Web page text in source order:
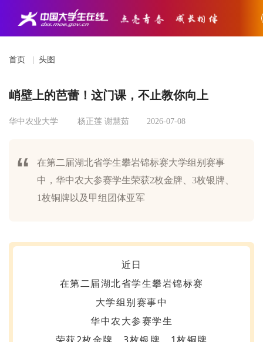
首页 头图
峭壁上的芭蕾！这门课，不止教你向上
华中农业大学 杨正莲 谢慧茹 2026-07-08
在第二届湖北省学生攀岩锦标赛大学组别赛事
中，华中农大参赛学生荣获2枚金牌、3枚银牌、
1枚铜牌以及甲组团体亚军
近日
在第二届湖北省学生攀岩锦标赛
大学组别赛事中
华中农大参赛学生